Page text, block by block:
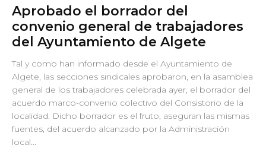
Aprobado el borrador del
convenio general de trabajadores
del Ayuntamiento de Algete
Tal y como han informado desde el Ayuntamiento de
Algete, las secciones sindicales aprobaron, en la asamblea
general de los trabajadores celebrada ayer, el borrador del
acuerdo marco-convenio colectivo del Consistorio de la
localidad. Dicho borrador es el fruto, aseguran las mismas
fuentes, del acuerdo alcanzado por la Administración
local...